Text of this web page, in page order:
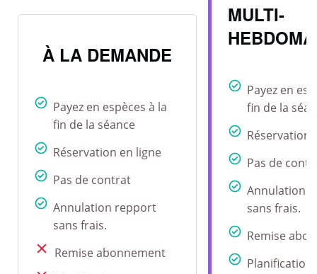
MULTI-
Payez en
fin de la
Réservation
Pas de
Annulation
sans frais.
Remise
Planification
À LA DEMANDE
Payez en espèces à la
fin de la séance
Réservation en ligne
Pas de contrat
Annulation repport
sans frais.
Remise abonnement